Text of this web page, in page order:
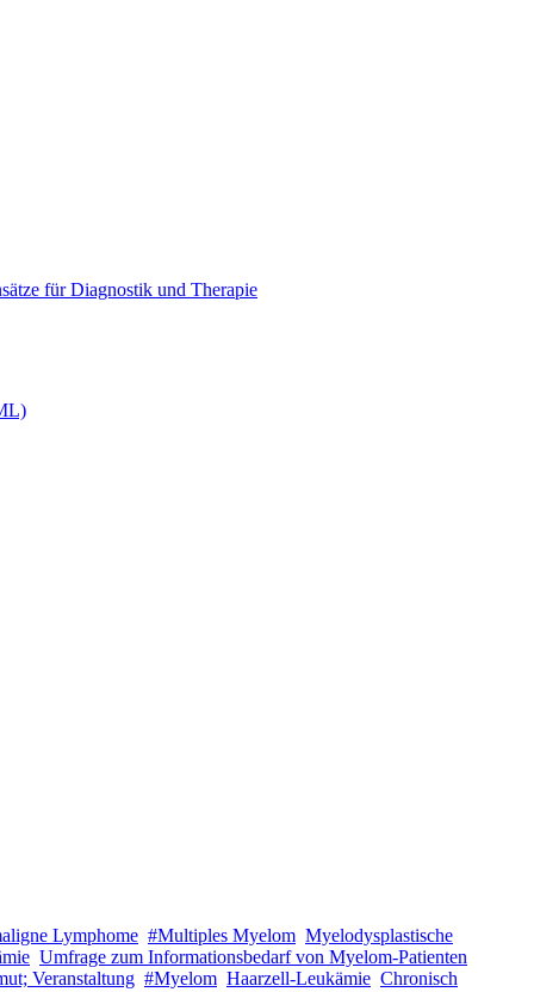
für Diagnostik und Therapie
Lymphome #Multiples Myelom Myelodysplastische
Umfrage zum Informationsbedarf von Myelom-Patienten
Veranstaltung #Myelom Haarzell-Leukämie Chronisch